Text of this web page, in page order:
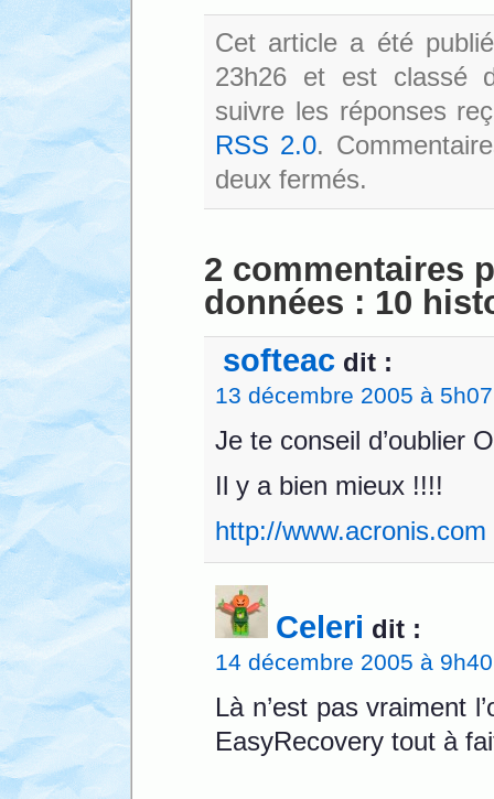
Cet article a été
23h26 et est classé
suivre les réponses
RSS 2.0.
deux fermés.
2 commentaires
données : 10
softeac dit :
13 décembre 2005 à 5h07
Je te conseil d’oublier
Il y a bien mieux !!!!
http://www.acronis.com
Celeri dit :
14 décembre 2005 à 9h40
Là n’est pas vraiment
EasyRecovery tout à